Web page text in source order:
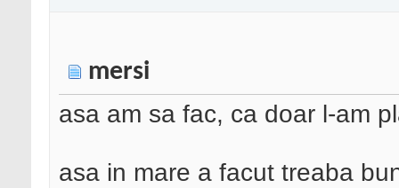
mersi
asa am sa fac, ca doar l-am
asa in mare a facut treaba